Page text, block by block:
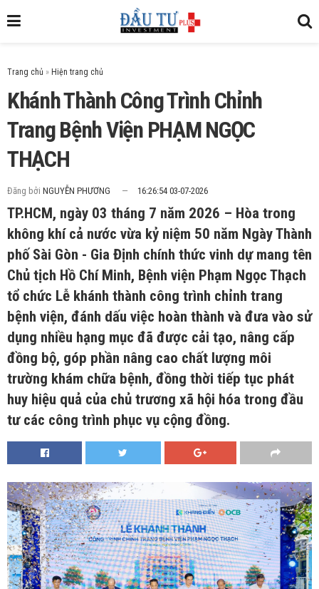
Trang chủ »
Khánh Thành Công Trình Chỉnh
Trang Bệnh Viện PHẠM NGỌC
THẠCH
Đăng bởi NGUYỄN PHƯƠNG 16:26:54 03-07-2026
TP.HCM, ngày 03 tháng 7 năm 2026 – Hòa trong
không khí cả nước vừa kỷ niệm 50 năm Ngày Thành
phố Sài Gòn - Gia Định chính thức vinh dự mang tên
Chủ tịch Hồ Chí Minh, Bệnh viện Phạm Ngọc Thạch
tổ chức Lễ khánh thành công trình chỉnh trang
bệnh viện, đánh dấu việc hoàn thành và đưa vào sử
dụng nhiều hạng mục đã được cải tạo, nâng cấp
đồng bộ, góp phần nâng cao chất lượng môi
trường khám chữa bệnh, đồng thời tiếp tục phát
huy hiệu quả của chủ trương xã hội hóa trong đầu
tư các công trình phục vụ cộng đồng.